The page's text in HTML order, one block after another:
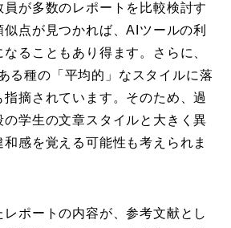
が多数のレポートを比較検討す
点が見つかれば、AIツールの利
ることもあり得ます。さらに、
る種の「平均的」なスタイルに落
摘されています。そのため、過
学生の文章スタイルと大きく異
感を覚える可能性も考えられま
ポートの内容が、参考文献とし